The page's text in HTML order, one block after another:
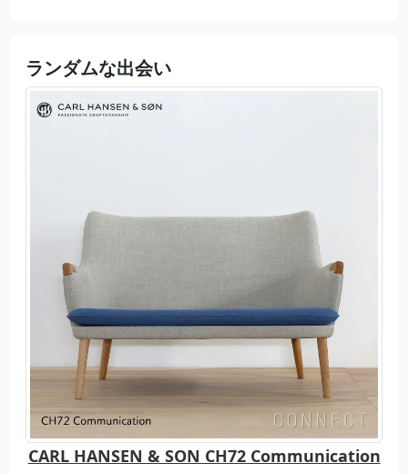
ランダムな出会い
CARL HANSEN & SON CH72 Communication